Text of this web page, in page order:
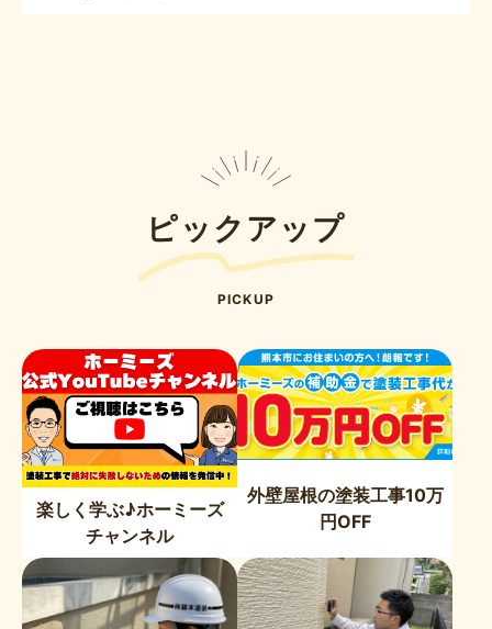
ピックアップ
PICKUP
楽しく学ぶ♪ホーミーズ
チャンネル
外壁屋根の塗装工事10万
円OFF